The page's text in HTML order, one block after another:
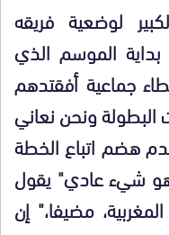
لوضعية فريقه
بداية الموسم الذي
جماعية أفقتدهم
البطولةونحن نعاني
هضم اتباع الخطة
شيء عادي" يقول
مضيفا،" إن